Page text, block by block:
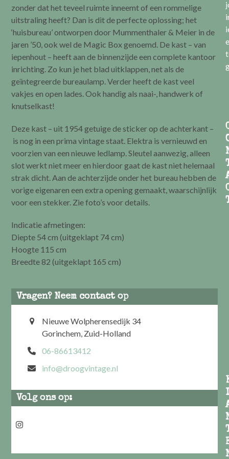
zonder dat het teveel ruimte inneemt of een rommelige
uitstraling heeft? Dan is dit de perfecte oplossing; het
‘huisbureau’ ontworpen door Mummenthaler & Meier in de
jaren ’50, ook wel de Magic Box genoemd. De kast – van
iepenhout – heeft aan de binnenzijde een complete kantoor
inrichting. Zo kun je het blad uitklappen, net als de
geïntegreerde bureaulamp. Verder heeft de kast veel
vakjes en open lades. Ook handig als naai-, handwerk of
knutselkast!
Deze kast – uit 1954 getuige de sticker op de achterkant –
is nog in een prima vintage staat. Elektra is vernieuwd en
voorzien van een nieuwe ledlamp. Sleutel aanwezig, alleen
slot werkt niet meer en hierdoor gaat de kast niet helemaal
strak dicht. Aan de achterzijde onder het bureau hebben de
vorige eigenaren een extra opening gemaakt, waarschijnlijk
voor een stekker. Zie foto’s voor details.
Indicatie afmetingen:
Diepte 54 cm (uitgeklapt 74 cm)
Hoogte 115 cm
Breedte 82 (uitgeklapt 165 cm)
Vragen? Neem contact op
Nieuwe Wolpherensedijk 34
Gorinchem, Zuid-Holland
06-86613412
info@droogvintage.nl
Volg ons op:
Instagram